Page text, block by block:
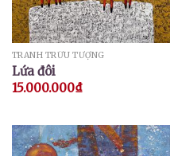
TRANH TRỪU TƯỢNG
Lứa đôi
15.000.000₫